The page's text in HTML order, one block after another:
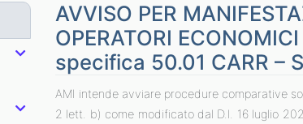
AVVISO PER
OPERATORI
specifica 50.01 CARR –
AMI intende avviare procedure comparative
2 lett. b) come modificato dal D.l. 16 luglio